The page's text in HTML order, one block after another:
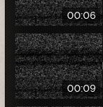
00:06
00:09